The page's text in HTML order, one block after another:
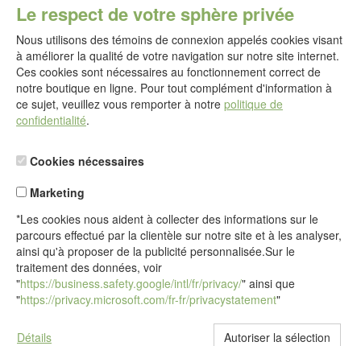
Le respect de votre sphère privée
Nous utilisons des témoins de connexion appelés cookies visant
à améliorer la qualité de votre navigation sur notre site internet.
Ces cookies sont nécessaires au fonctionnement correct de
notre boutique en ligne. Pour tout complément d'information à
ce sujet, veuillez vous remporter à notre politique de
confidentialité.
Cookies nécessaires
Marketing
*Les cookies nous aident à collecter des informations sur le
parcours effectué par la clientèle sur notre site et à les analyser,
ainsi qu'à proposer de la publicité personnalisée.Sur le
traitement des données, voir
"https://business.safety.google/intl/fr/privacy/" ainsi que
"https://privacy.microsoft.com/fr-fr/privacystatement"
Détails
service@idealsko.fr
@
Formulaire de contact
Aller au formulaire de contact